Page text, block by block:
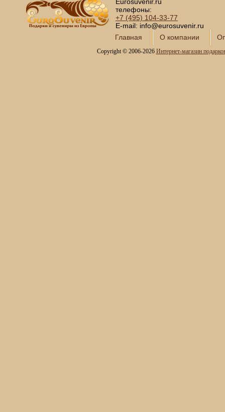
телефоны:
+7 (495) 104-33-77
E-mail: info@eurosuvenir.ru
Главная
О компании
Copyright © 2006-2026 Интернет-магазин